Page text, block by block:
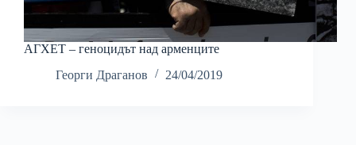
АГХЕТ – геноцидът над арменците
Георги Драганов
24/04/2019